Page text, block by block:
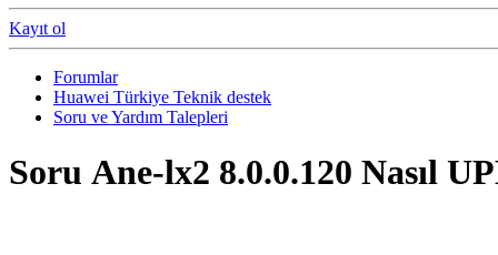
Kayıt ol
Forumlar
Huawei Türkiye Teknik destek
Soru ve Yardım Talepleri
Soru Ane-lx2 8.0.0.120 Nasıl